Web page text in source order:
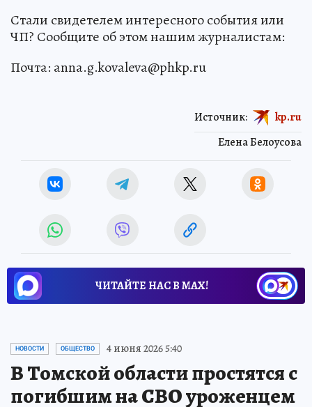
Стали свидетелем интересного события или
ЧП? Сообщите об этом нашим журналистам:
Почта: anna.g.kovaleva@phkp.ru
Елена Белоусова
Источник: kp.ru
ЧИТАЙТЕ НАС В МАХ!
НОВОСТИ ОБЩЕСТВО 4 июня 2026 5:40
В Томской области простятся с
погибшим на СВО уроженцем